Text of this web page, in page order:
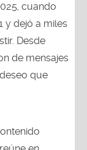
cuando
y dejó a miles
Desde
de mensajes
que